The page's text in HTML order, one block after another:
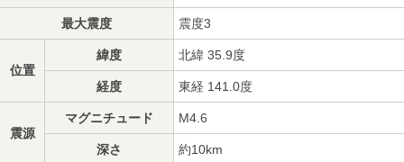
最大震度 震度3
位置
緯度 北緯 35.9度
経度 東経 141.0度
震源
マグニチュード M4.6
深さ 約10km